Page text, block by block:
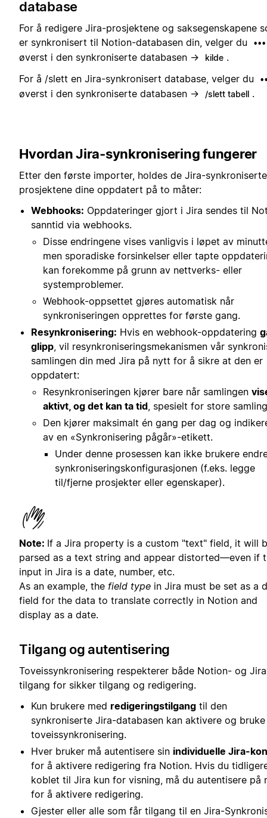
database
For å redigere Jira-prosjektene og saksegenskapene
er synkronisert til Notion-databasen din, velger du
•••
øverst i den synkroniserte databasen → kilde .
For å /slett en Jira-synkronisert database, velger du
øverst i den synkroniserte databasen → /slett tabell .
Hvordan Jira-synkronisering fungerer
Etter den første importer, holdes de Jira-synkroniserte
prosjektene dine oppdatert på to måter:
Webhooks: Oppdateringer gjort i Jira sendes til
sanntid via webhooks.
Disse endringene vises vanligvis i løpet av
men sporadiske forsinkelser eller tapte
kan forekomme på grunn av nettverks- eller
systemproblemer.
Webhook-oppsettet gjøres automatisk når
synkroniseringen opprettes for første gang.
Resynkronisering: Hvis en webhook-oppdatering
glipp , vil resynkroniseringsmekanismen vår
samlingen din med Jira på nytt for å sikre at den er
oppdatert:
Resynkroniseringen kjører bare når samlingen
aktivt, og det kan ta tid , spesielt for store
Den kjører maksimalt én gang per dag og
av en «Synkronisering pågår»-etikett.
Under denne prosessen kan ikke brukere
synkroniseringskonfigurasjonen (f.eks. legge
til/fjerne prosjekter eller egenskaper).
Note: If a Jira property is a custom "text" field, it will
parsed as a text string and appear distorted—even if
input in Jira is a date, number, etc.
As an example, the field type in Jira must be set as a
field for the data to translate correctly in Notion and
display as a date.
Tilgang og autentisering
Toveissynkronisering respekterer både Notion- og
tilgang for sikker tilgang og redigering.
Kun brukere med redigeringstilgang til den
synkroniserte Jira-databasen kan aktivere og bruke
toveissynkronisering.
Hver bruker må autentisere sin individuelle Jira-
for å aktivere redigering fra Notion. Hvis du
koblet til Jira kun for visning, må du autentisere på
for å aktivere redigering.
Gjester eller alle som får tilgang til en Jira-